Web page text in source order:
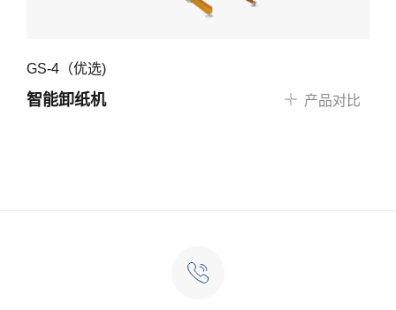
GS-4（优选)
智能卸纸机 产品对比